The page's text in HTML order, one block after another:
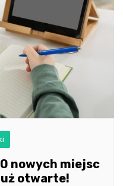
nowych miejsc
otwarte!